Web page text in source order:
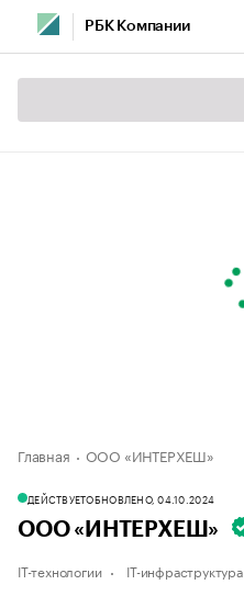
РБК Компании
Главная ООО «ИНТЕРХЕШ»
ДЕЙСТВУЕТОБНОВЛЕНО, 04.10.2024
ООО «ИНТЕРХЕШ»
IT-технологии IT-инфраструктура